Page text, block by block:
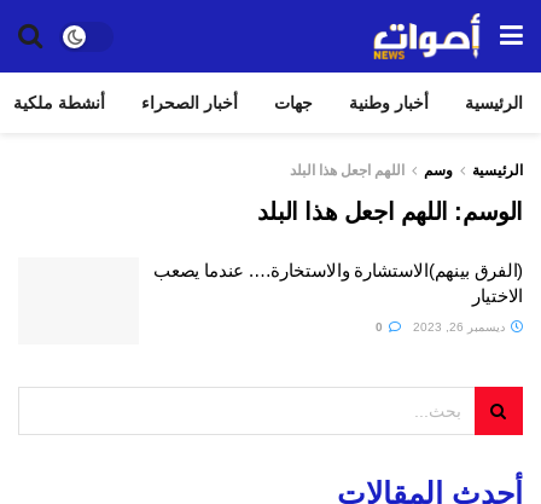
الرئيسية أخبار وطنية جهات أخبار الصحراء أنشطة ملكية
الرئيسية وسم اللهم اجعل هذا البلد
الوسم: اللهم اجعل هذا البلد
(الفرق بينهم)الاستشارة والاستخارة…. عندما يصعب
الاختيار
ديسمبر 26, 2023
أحدث المقالات